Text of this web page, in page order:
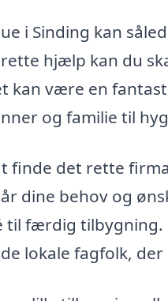
i Sinding kan
hjælp kan du
kan være en
og familie til
finde det rette
dine behov og
til færdig tilbygning.
lokale fagfolk,